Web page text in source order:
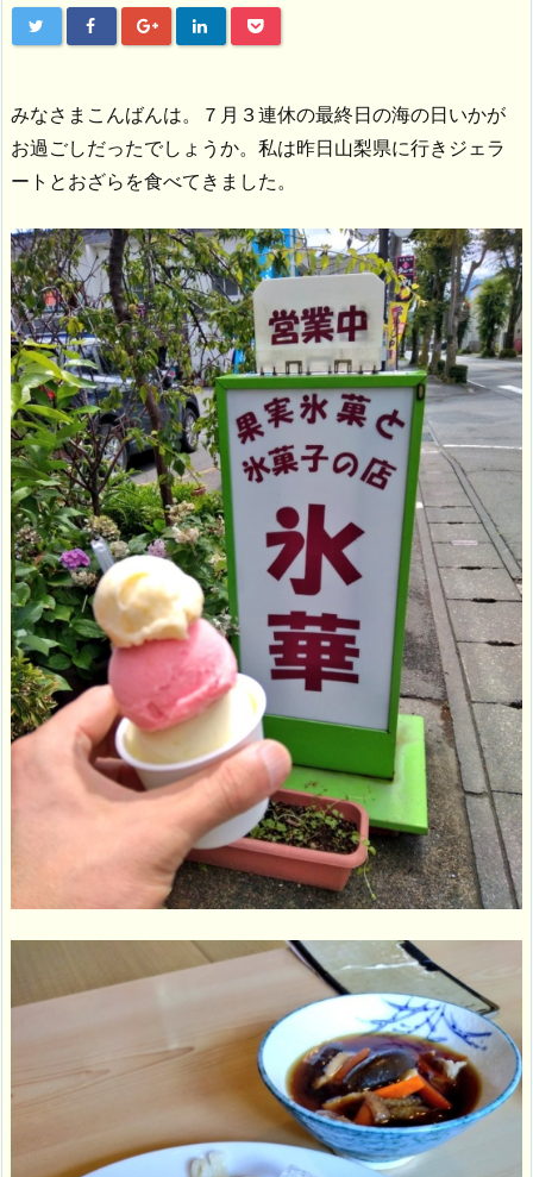
みなさまこんばんは。７月３連休の最終日の海の日いかが
お過ごしだったでしょうか。私は昨日山梨県に行きジェラ
ートとおざらを食べてきました。